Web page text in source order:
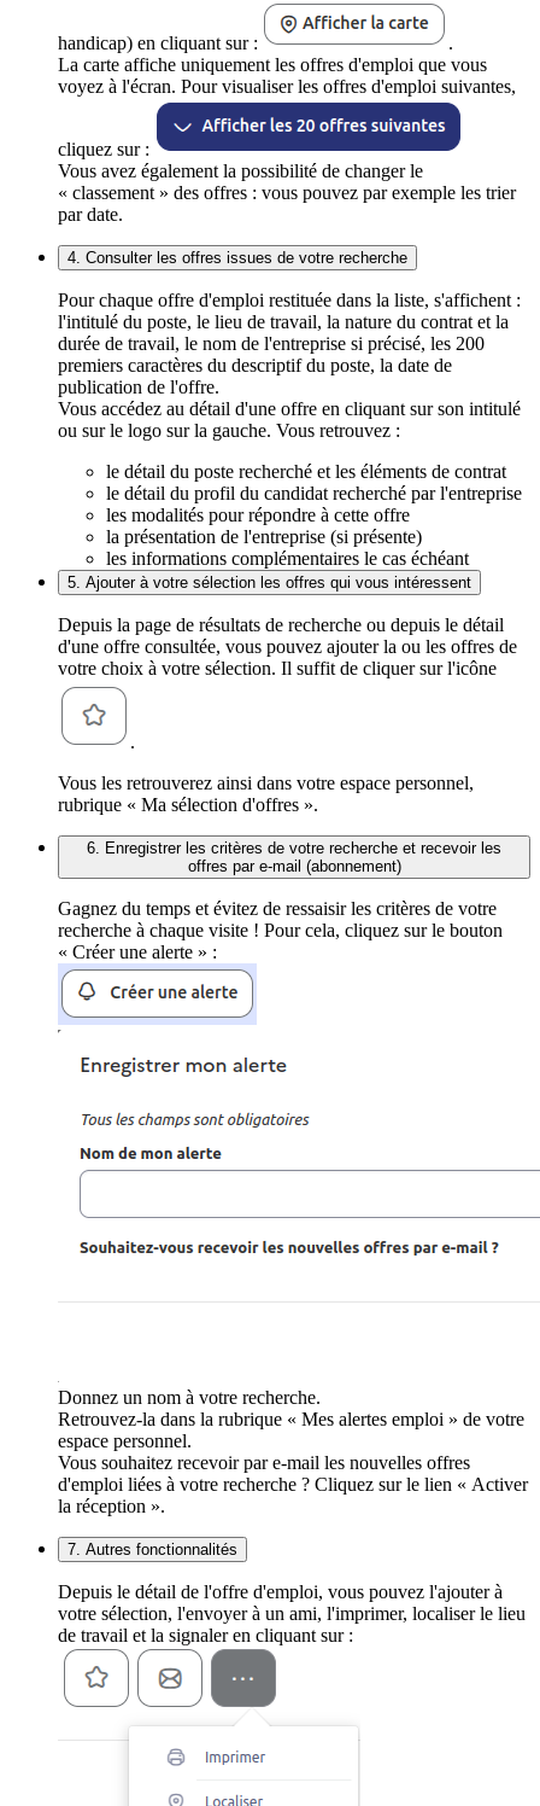
handicap) en cliquant sur :
.
La carte affiche uniquement les offres d'emploi que vous
voyez à l'écran. Pour visualiser les offres d'emploi suivantes,
cliquez sur :
Vous avez également la possibilité de changer le
« classement » des offres : vous pouvez par exemple les trier
par date.
4. Consulter les offres issues de votre recherche
Pour chaque offre d'emploi restituée dans la liste, s'affichent :
l'intitulé du poste, le lieu de travail, la nature du contrat et la
durée de travail, le nom de l'entreprise si précisé, les 200
premiers caractères du descriptif du poste, la date de
publication de l'offre.
Vous accédez au détail d'une offre en cliquant sur son intitulé
ou sur le logo sur la gauche. Vous retrouvez :
le détail du poste recherché et les éléments de contrat
le détail du profil du candidat recherché par l'entreprise
les modalités pour répondre à cette offre
la présentation de l'entreprise (si présente)
les informations complémentaires le cas échéant
5. Ajouter à votre sélection les offres qui vous intéressent
Depuis la page de résultats de recherche ou depuis le détail
d'une offre consultée, vous pouvez ajouter la ou les offres de
votre choix à votre sélection. Il suffit de cliquer sur l'icône
.
Vous les retrouverez ainsi dans votre espace personnel,
rubrique « Ma sélection d'offres ».
6. Enregistrer les critères de votre recherche et recevoir les
offres par e-mail (abonnement)
Gagnez du temps et évitez de ressaisir les critères de votre
recherche à chaque visite ! Pour cela, cliquez sur le bouton
« Créer une alerte » :
Donnez un nom à votre recherche.
Retrouvez-la dans la rubrique « Mes alertes emploi » de votre
espace personnel.
Vous souhaitez recevoir par e-mail les nouvelles offres
d'emploi liées à votre recherche ? Cliquez sur le lien « Activer
la réception ».
7. Autres fonctionnalités
Depuis le détail de l'offre d'emploi, vous pouvez l'ajouter à
votre sélection, l'envoyer à un ami, l'imprimer, localiser le lieu
de travail et la signaler en cliquant sur :